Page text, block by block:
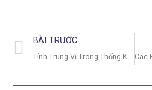
BÀI TRƯỚC
Tính Trung Vị Trong Thống Kê: Cách Tính Và Ý Nghĩa Thực Tế